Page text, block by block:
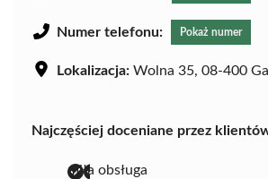
Numer telefonu: Pokaż numer
Lokalizacja: Wolna 35, 08-400
Najczęściej doceniane przez
miła obsługa